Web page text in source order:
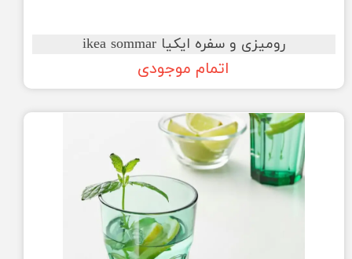
رومیزی و سفره ایکیا ikea sommar
اتمام موجودی